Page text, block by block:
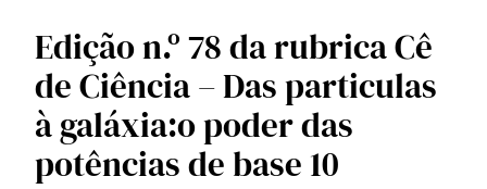
Edição n.º 78 da rubrica Cê
de Ciência – Das particulas
à galáxia:o poder das
potências de base 10